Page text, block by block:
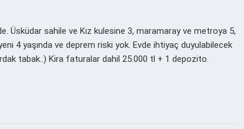
Üsküdar sahile ve Kız kulesine 3, maramaray ve metroya 5,
4 yaşında ve deprem riski yok. Evde ihtiyaç duyulabilecek
tabak..) Kira faturalar dahil 25.000 tl + 1 depozito.